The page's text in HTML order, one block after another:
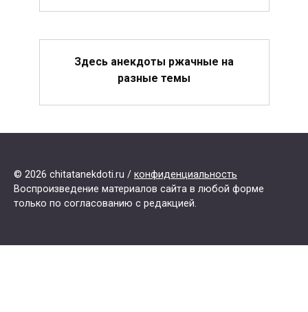
Здесь анекдоты ржачные на
разные темы
© 2026 chitatanekdoti.ru / конфиденциальность
Воспроизведение материалов сайта в любой форме
только по согласованию с редакцией.